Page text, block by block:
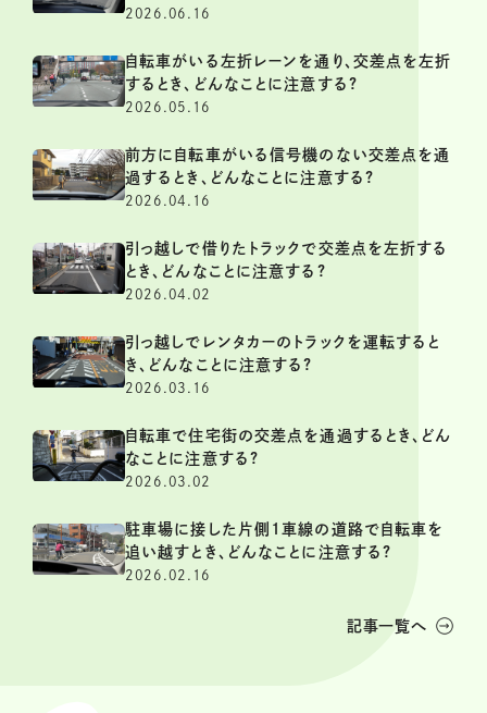
2026.06.16
自転車がいる左折レーンを通り、交差点を左折
するとき、どんなことに注意する?
2026.05.16
前方に自転車がいる信号機のない交差点を通
過するとき、どんなことに注意する?
2026.04.16
引っ越しで借りたトラックで交差点を左折する
とき、どんなことに注意する?
2026.04.02
引っ越しでレンタカーのトラックを運転すると
き、どんなことに注意する?
2026.03.16
自転車で住宅街の交差点を通過するとき、どん
なことに注意する?
2026.03.02
駐車場に接した片側1車線の道路で自転車を
追い越すとき、どんなことに注意する?
2026.02.16
記事一覧へ